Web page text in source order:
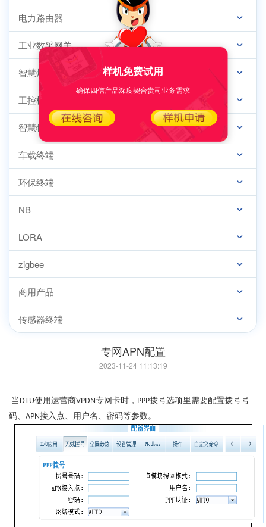
日志输出
短信测试
DTU固件升级
电力路由器
工业数采网关
智慧灯杆网关
工控机
智慧物联监控
车载终端
环保终端
NB
LORA
zigbee
商用产品
传感器终端
专网APN配置
2023-11-24 11:13:19
当 DTU使用运营商VPDN专网卡时， PPP拨号选项里需要配置拨号号
码、 APN接入点、用户名、密码等参数。
样机免费试用
确保四信产品深度契合贵司业务需求